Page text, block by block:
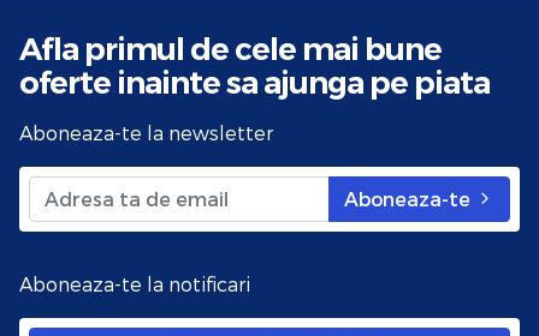
Afla primul de cele mai bune
oferte inainte sa ajunga pe piata
Aboneaza-te la newsletter
Aboneaza-te
Aboneaza-te la notificari